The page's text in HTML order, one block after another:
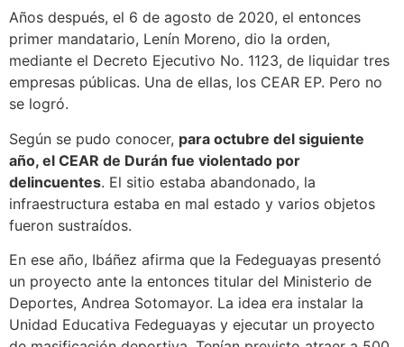
Años después, el 6 de agosto de 2020, el entonces
primer mandatario, Lenín Moreno, dio la orden,
mediante el Decreto Ejecutivo No. 1123, de liquidar tres
empresas públicas. Una de ellas, los CEAR EP. Pero no
se logró.
Según se pudo conocer, para octubre del siguiente
año, el CEAR de Durán fue violentado por
delincuentes. El sitio estaba abandonado, la
infraestructura estaba en mal estado y varios objetos
fueron sustraídos.
En ese año, Ibáñez afirma que la Fedeguayas presentó
un proyecto ante la entonces titular del Ministerio de
Deportes, Andrea Sotomayor. La idea era instalar la
Unidad Educativa Fedeguayas y ejecutar un proyecto